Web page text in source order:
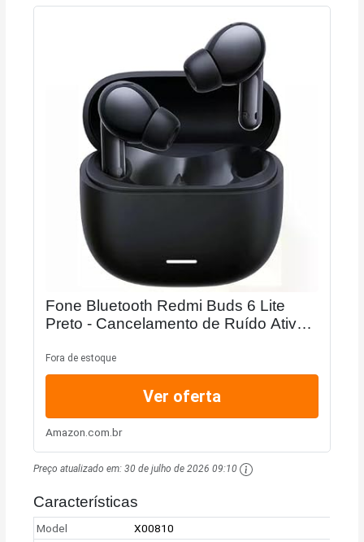
Fone Bluetooth Redmi Buds 6 Lite
Preto - Cancelamento de Ruído Ativo e
Não Oficial Brasil
Fora de estoque
Ver oferta
Amazon.com.br
Preço atualizado em:30 de julho de 2026 09:10
Características
Model
X00810